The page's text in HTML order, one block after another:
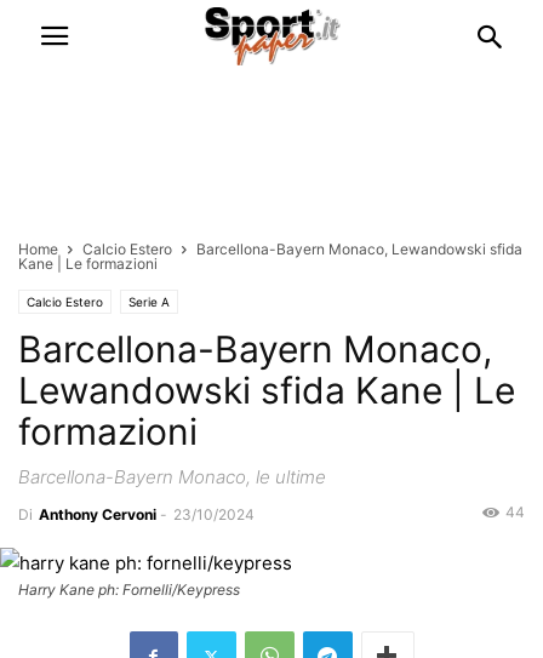
Home Calcio Estero
Barcellona-Bayern Monaco, Lewandowski sfida
Kane | Le formazioni
Calcio Estero Serie A
Barcellona-Bayern Monaco,
Lewandowski sfida Kane | Le
formazioni
Barcellona-Bayern Monaco, le ultime
Di Anthony Cervoni - 23/10/2024 44
Harry Kane ph: Fornelli/Keypress